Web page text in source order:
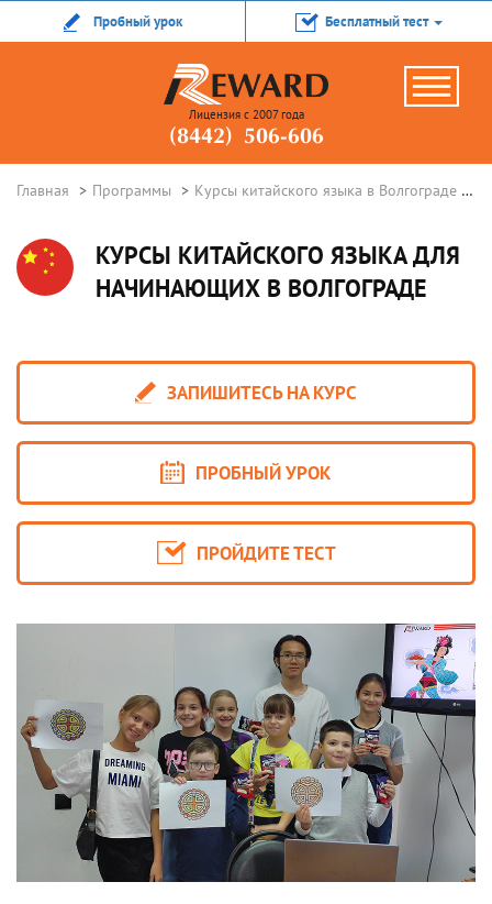
Пробный урок Бесплатный тест
Лицензия с 2007 года
(8442) 506-606
Главная Программы Курсы китайского языка в Волгограде
КУРСЫ КИТАЙСКОГО ЯЗЫКА ДЛЯ
НАЧИНАЮЩИХ В ВОЛГОГРАДЕ
ЗАПИШИТЕСЬ НА КУРС
ПРОБНЫЙ УРОК
ПРОЙДИТЕ ТЕСТ